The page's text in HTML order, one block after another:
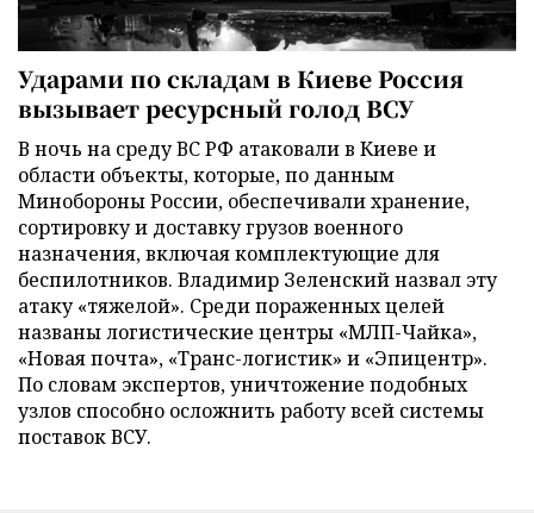
Ударами по складам в Киеве Россия
вызывает ресурсный голод ВСУ
В ночь на среду ВС РФ атаковали в Киеве и
области объекты, которые, по данным
Минобороны России, обеспечивали хранение,
сортировку и доставку грузов военного
назначения, включая комплектующие для
беспилотников. Владимир Зеленский назвал эту
атаку «тяжелой». Среди пораженных целей
названы логистические центры «МЛП-Чайка»,
«Новая почта», «Транс-логистик» и «Эпицентр».
По словам экспертов, уничтожение подобных
узлов способно осложнить работу всей системы
поставок ВСУ.